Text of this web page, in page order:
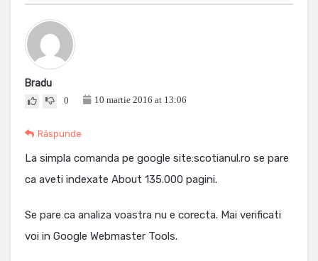
Bradu
0 10 martie 2016 at 13:06
Răspunde
La simpla comanda pe google site:scotianul.ro se pare
ca aveti indexate About 135.000 pagini.
Se pare ca analiza voastra nu e corecta. Mai verificati
voi in Google Webmaster Tools.